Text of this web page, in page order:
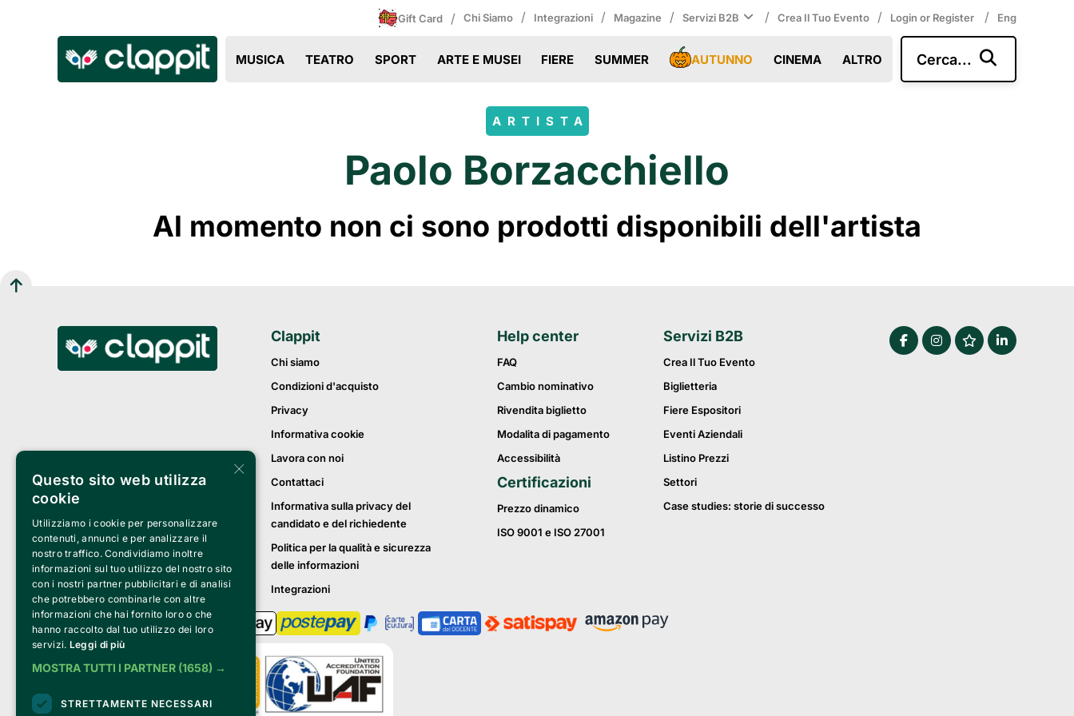
Gift Card / Chi Siamo / Integrazioni / Magazine / Servizi B2B / Crea Il Tuo Evento / Login or Register / Eng
MUSICA TEATRO SPORT ARTE E MUSEI FIERE SUMMER AUTUNNO CINEMA ALTRO Cerca...
ARTISTA
Paolo Borzacchiello
Al momento non ci sono prodotti disponibili dell'artista
Clappit
Chi siamo
Condizioni d'acquisto
Privacy
Informativa cookie
Lavora con noi
Contattaci
Informativa sulla privacy del
candidato e del richiedente
Politica per la qualità e sicurezza
delle informazioni
Integrazioni
Help center
FAQ
Cambio nominativo
Rivendita biglietto
Modalita di pagamento
Accessibilità
Certificazioni
Prezzo dinamico
ISO 9001 e ISO 27001
Servizi B2B
Crea Il Tuo Evento
Biglietteria
Fiere Espositori
Eventi Aziendali
Listino Prezzi
Settori
Case studies: storie di successo
×
Questo sito web utilizza
cookie
Utilizziamo i cookie per personalizzare
contenuti, annunci e per analizzare il
nostro traffico. Condividiamo inoltre
informazioni sul tuo utilizzo del nostro sito
con i nostri partner pubblicitari e di analisi
che potrebbero combinarle con altre
informazioni che hai fornito loro o che
hanno raccolto dal tuo utilizzo dei loro
servizi. Leggi di più
MOSTRA TUTTI I PARTNER (1658) →
STRETTAMENTE NECESSARI